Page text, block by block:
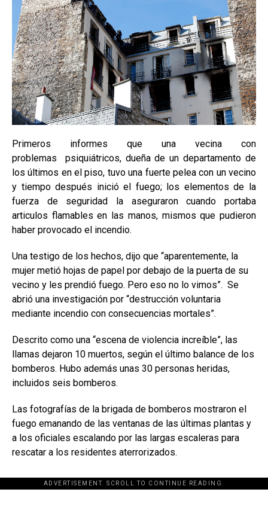
Primeros informes que una vecina con
problemas psiquiátricos, dueña de un departamento de
los últimos en el piso, tuvo una fuerte pelea con un vecino
y tiempo después inició el fuego; los elementos de la
fuerza de seguridad la aseguraron cuando portaba
articulos flamables en las manos, mismos que pudieron
haber provocado el incendio.
Una testigo de los hechos, dijo que “aparentemente, la
mujer metió hojas de papel por debajo de la puerta de su
vecino y les prendió fuego. Pero eso no lo vimos”. Se
abrió una investigación por “destrucción voluntaria
mediante incendio con consecuencias mortales”.
Descrito como una “escena de violencia increíble”, las
llamas dejaron 10 muertos, según el último balance de los
bomberos. Hubo además unas 30 personas heridas,
incluidos seis bomberos.
Las fotografías de la brigada de bomberos mostraron el
fuego emanando de las ventanas de las últimas plantas y
a los oficiales escalando por las largas escaleras para
rescatar a los residentes aterrorizados.
ADVERTISEMENT. SCROLL TO CONTINUE READING.